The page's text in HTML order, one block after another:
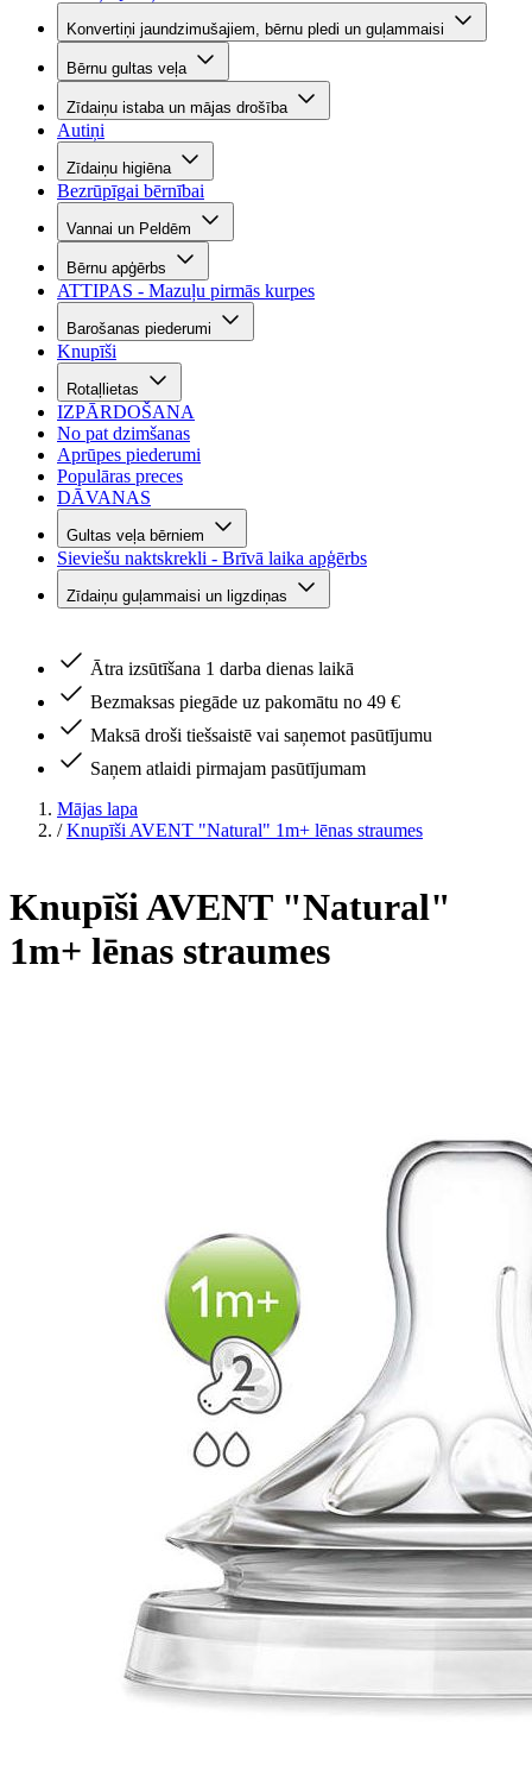
Konvertiņi jaundzimušajiem, bērnu pledi un guļammaisi
Bērnu gultas veļa
Zīdaiņu istaba un mājas drošība
Autiņi
Zīdaiņu higiēna
Bezrūpīgai bērnībai
Vannai un Peldēm
Bērnu apģērbs
ATTIPAS - Mazuļu pirmās kurpes
Barošanas piederumi
Knupīši
Rotaļlietas
IZPĀRDOŠANA
No pat dzimšanas
Aprūpes piederumi
Populāras preces
DĀVANAS
Gultas veļa bērniem
Sieviešu naktskrekli - Brīvā laika apģērbs
Zīdaiņu guļammaisi un ligzdiņas
Ātra izsūtīšana 1 darba dienas laikā
Bezmaksas piegāde uz pakomātu no 49 €
Maksā droši tiešsaistē vai saņemot pasūtījumu
Saņem atlaidi pirmajam pasūtījumam
Mājas lapa
/ Knupīši AVENT "Natural" 1m+ lēnas straumes
Knupīši AVENT "Natural"
1m+ lēnas straumes